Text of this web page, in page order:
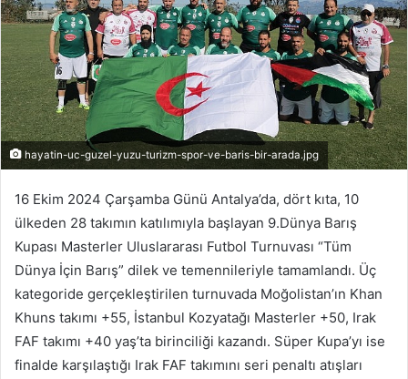
hayatin-uc-guzel-yuzu-turizm-spor-ve-baris-bir-arada.jpg
16 Ekim 2024 Çarşamba Günü Antalya’da, dört kıta, 10
ülkeden 28 takımın katılımıyla başlayan 9.Dünya Barış
Kupası Masterler Uluslararası Futbol Turnuvası “Tüm
Dünya İçin Barış” dilek ve temennileriyle tamamlandı. Üç
kategoride gerçekleştirilen turnuvada Moğolistan’ın Khan
Khuns takımı +55, İstanbul Kozyatağı Masterler +50, Irak
FAF takımı +40 yaş’ta birinciliği kazandı. Süper Kupa’yı ise
finalde karşılaştığı Irak FAF takımını seri penaltı atışları